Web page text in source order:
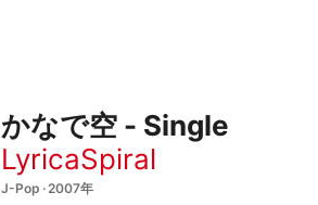
かなで空 - Single
LyricaSpiral
J-Pop · 2007年